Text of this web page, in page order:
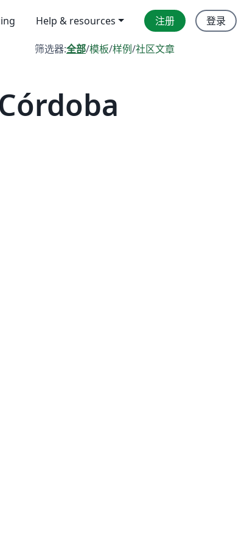
Help & resources 注册 登录
筛选器:全部/模板/样例/社区文章